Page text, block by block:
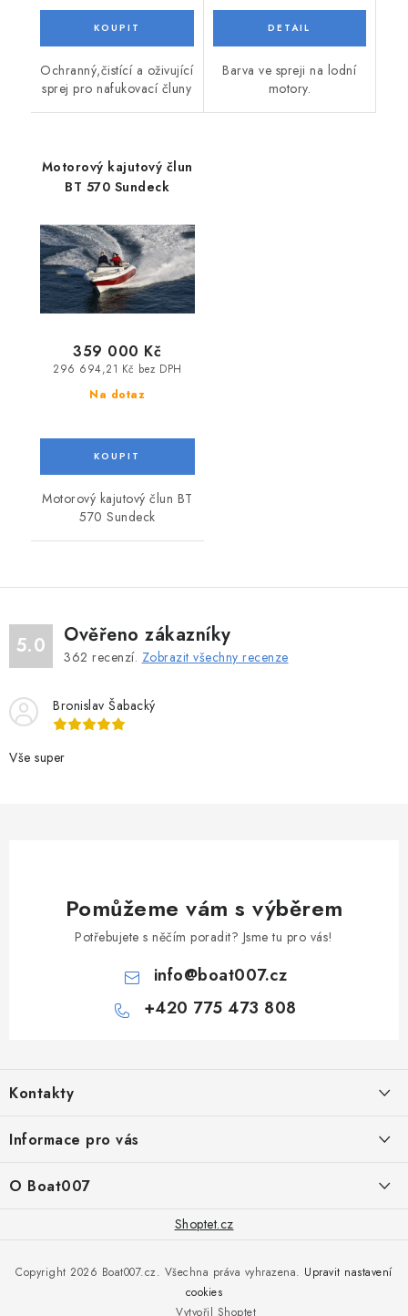
Ochranný,čistící a oživující
sprej pro nafukovací čluny
Barva ve spreji na lodní
motory.
Motorový kajutový člun
BT 570 Sundeck
Na dotaz
296 694,21 Kč bez DPH
359 000 Kč
Motorový kajutový člun BT
570 Sundeck
5.0 Ověřeno zákazníky
362 recenzí. Zobrazit všechny recenze
Bronislav Šabacký
Vše super
Pomůžeme vám s výběrem
Potřebujete s něčím poradit? Jsme tu pro vás!
info@boat007.cz
+420 775 473 808
p
a
Kontakty
+420 775 473 808
PŘÍJEM/VÝDEJ/SERVIS zakázek
Informace pro vás
Obchodní podmínky
O Boat007
Shoptet.cz
Vytvořil Shoptet
Copyright 2026 Boat007.cz. Všechna práva vyhrazena. Upravit nastavení
cookies